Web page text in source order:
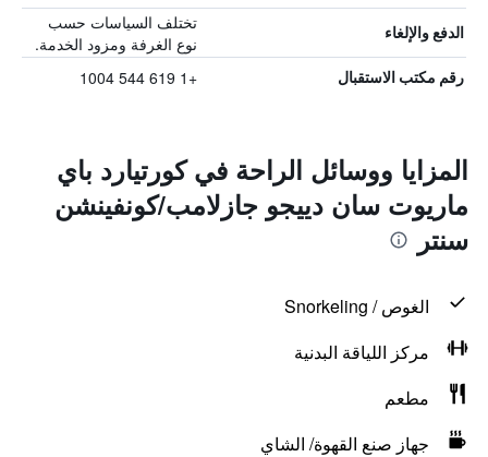
الدفع والإلغاء
تختلف السياسات حسب
نوع الغرفة ومزود الخدمة.
رقم مكتب الاستقبال +1 619 544 1004
المزايا ووسائل الراحة في كورتيارد باي
ماريوت سان دييجو جازلامب/كونفينشن
سنتر
الغوص / Snorkeling
مركز اللياقة البدنية
مطعم
جهاز صنع القهوة/ الشاي